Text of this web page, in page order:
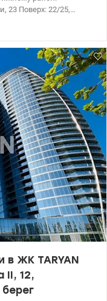
23 Поверх: 22/25,
Переваги:
у паркінгу Цегляний
простору Ідеальний
Перегляд за
для покупця.
в ЖК TARYAN
II, 12,